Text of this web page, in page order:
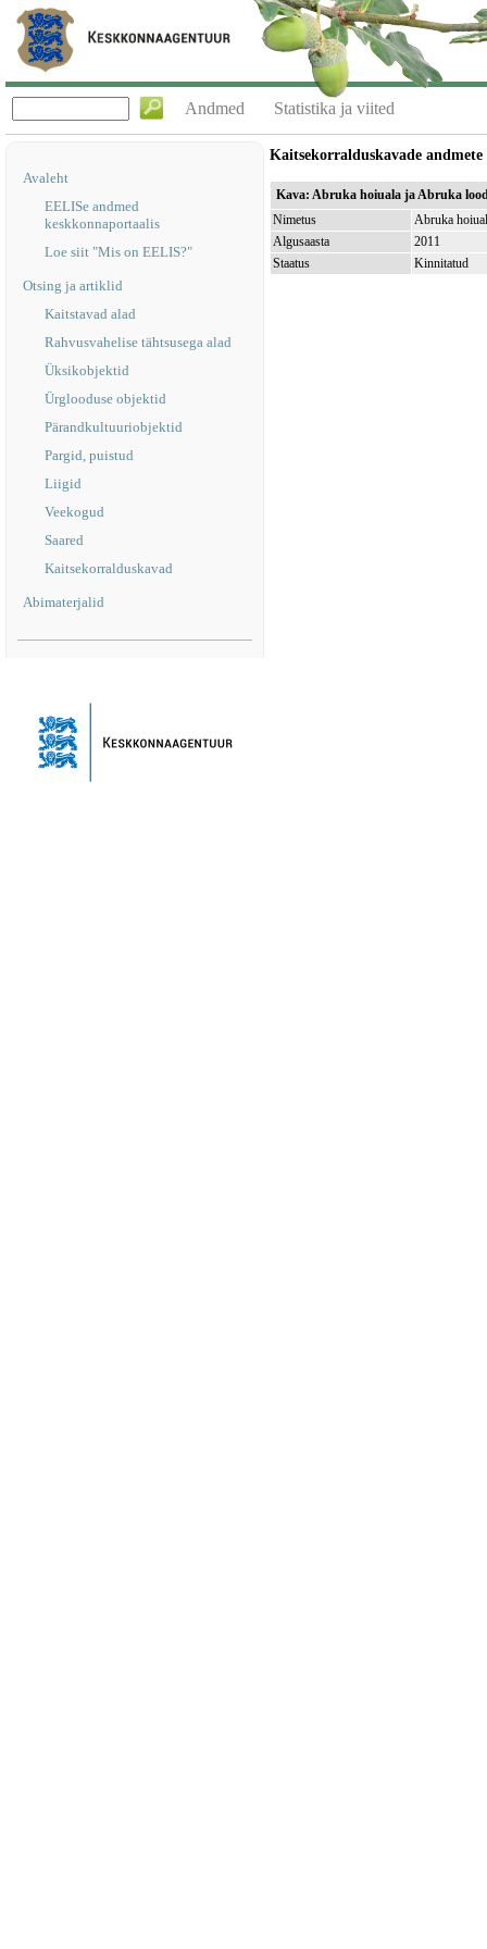
Andmed Statistika ja viited
Avaleht
EELISe andmed
keskkonnaportaalis
Loe siit "Mis on EELIS?"
Otsing ja artiklid
Kaitstavad alad
Rahvusvahelise tähtsusega alad
Üksikobjektid
Ürglooduse objektid
Pärandkultuuriobjektid
Pargid, puistud
Liigid
Veekogud
Saared
Kaitsekorralduskavad
Abimaterjalid
Kaitsekorralduskavade
Kava: Abruka hoiuala ja Abruka
Nimetus
Abruka
Algusaasta
2011
Staatus
Kinnitatud